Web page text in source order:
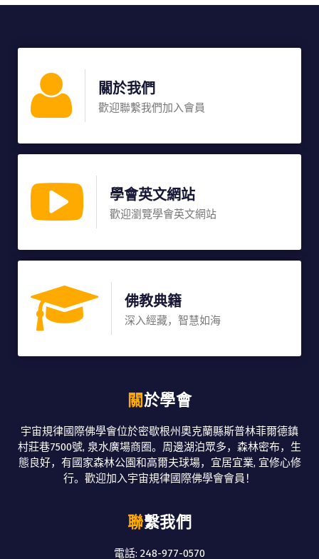
關於我們
歡迎聯繫我們加入會員
學會英文網站
歡迎瀏覽學會英文網站
佛教典籍
深入經藏，智慧如海
關於學會
宇宙規律國際佛學會位於密歇根州奧克蘭縣斯普林菲爾德鎮
村莊巷7500號, 泉水廣場商圈。周邊湖泊眾多，森林密布，生
態良好，有國家森林公園和高爾夫球場，宜居宜業, 宜修心修
行。歡迎加入宇宙規律國際佛學會會員！
聯繫我們
電話: 248-977-0570